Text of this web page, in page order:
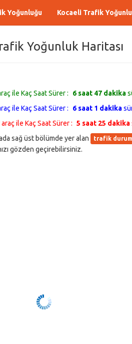
Yoğunluğu Kocaeli Trafik
Yoğunluk Haritası
ile Kaç Saat Sürer :
6 saat 47 dakika
ile Kaç Saat Sürer :
6 saat 1 dakika
ile Kaç Saat Sürer : 5 saat 25 dakika
sağ üst bölümde yer alan
trafik
gözden geçirebilirsiniz.